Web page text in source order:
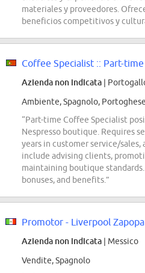
materiales y proveedores.
beneficios competitivos y
Coffee Specialist :: Part-time
Azienda non indicata |
Ambiente, Spagnolo, Portoghese
“Part-time Coffee Specialist
Nespresso boutique. Requires
years in customer service/sales,
include advising clients,
maintaining boutique
bonuses, and benefits.”
Promotor - Liverpool
Azienda non indicata | Messico
Vendite, Spagnolo